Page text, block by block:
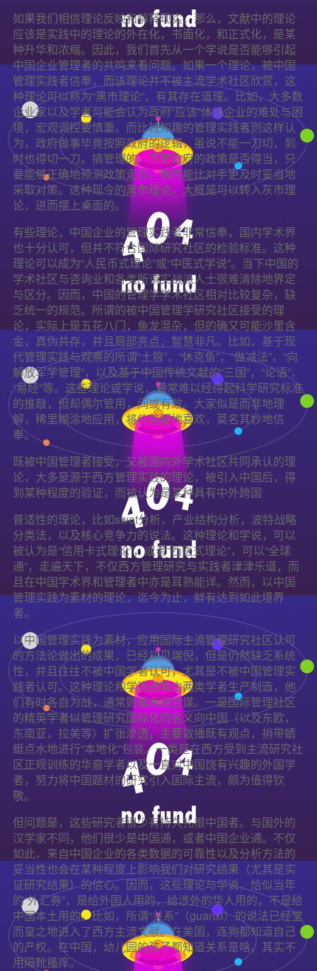
如果我们相信理论反映和解释现实，那么，文献中的理论
应该是实践中的理论的外在化，书面化，和正式化，是某
种升华和浓缩。因此，我们首先从一个学说是否能够引起
中国企业管理者的共鸣来看问题。如果一个理论，被中国
管理实践者信奉，而该理论并不被主流学术社区欣赏，这
种理论可以称为“黑市理论”，有其存在道理。比如，大多数
企业家以及学者可能会认为政府“应该”体谅企业的难处与困
境，宏观调控要慎重。而比较知趣的管理实践者则这样认
为，政府做事毕竟按照政府的逻辑，虽说不能一刀切，到
时也得切一刀。搞管理的，不管政府的政策是否得当，只
要能够正确地预测政策走向，就可能比对手更及时妥当地
采取对策。这种现今的黑市理论，大概是可以转入灰市理
论，进而摆上桌面的。
有些理论，中国企业的管理实践者非常信奉，国内学术界
也十分认可，但并不符合国际研究社区的检验标准。这种
理论可以成为“人民币式理论”或“中医式学说”。当下中国的
学术社区与咨询业和各类所谓实战派人士很难清除地界定
与区分。因而，中国的管理学学术社区相对比较复杂，缺
乏统一的规范。所谓的被中国管理学研究社区接受的理
论，实际上是五花八门，鱼龙混杂，但的确又可能沙里含
金，真伪共存，并且局部亮点，智慧非凡。比如，基于现
代管理实践与观察的所谓“土狼”，“休克鱼”，“做减法”，“向
解放军学管理”，以及基于中国传统文献的“三国”，“论语”，
“易经”等。这些理论或学说，通常难以经得起科学研究标准
的推敲，但却偶尔管用，间或有效。大家似是而非地理
解，稀里糊涂地应用，将信将疑地喜欢，莫名其妙地信
奉。
既被中国管理者接受，又被国内外学术社区共同承认的理
论，大多是源于西方管理实践的理论，被引入中国后，得
到某种程度的验证，而被认为是某种具有中外跨国
普适性的理论，比如swot分析，产业结构分析，波特战略
分类法，以及核心竞争力的说法。这种理论和学说，可以
被认为是“信用卡式理论”，或者“西医式理论”，可以“全球
通”，走遍天下，不仅西方管理研究与实践者津津乐道，而
且在中国学术界和管理者中亦是耳熟能详。然而，以中国
管理实践为素材的理论，迄今为止，鲜有达到如此境界
者。
以中国管理实践为素材，应用国际主流管理研究社区认可
的方法论做出的成果，已经初见端倪，但是仍然缺乏系统
性，并且往往不被中国学者认可，尤其是不被中国管理实
践者认可。这种理论和学说通常由两类学者生产制造，他
们有时各自为战，通常则是两相合谋。一是国际管理社区
的精英学者以管理研究国际化的名义向中国（以及东欧，
东南亚，拉美等）扩张渗透，主要散播既有观点，捎带蜻
蜓点水地进行“本地化”包装。一类是在西方受到主流研究社
区正规训练的华裔学者以及一直对中国饶有兴趣的外国学
者，努力将中国题材的研究引入国际主流，颇为值得钦
敬。
但问题是，这些研究者很少有持久扎根中国者。与国外的
汉学家不同，他们很少是中国通，或者中国企业通。不仅
如此，来自中国企业的各类数据的可靠性以及分析方法的
妥当性也会在某种程度上影响我们对研究结果（尤其是实
证研究结果）的信心。因而，这些理论与学说，恰似当年
的“外汇券”，是给外国人用的，给涉外的华人用的，不是给
中国本土用的。比如，所谓“关系”（guanxi）的说法已经堂
而皇之地进入了西方主流文献。在美国，连狗都知道自己
的产权。在中国，幼儿园的孩子都知道关系是啥。其实不
用隔靴搔痒。